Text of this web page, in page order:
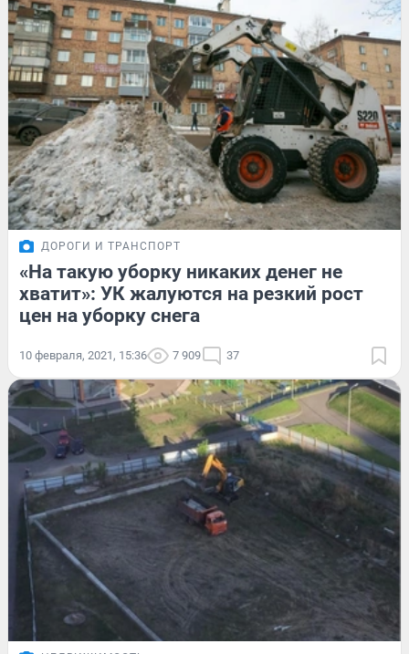
ДОРОГИ И ТРАНСПОРТ
«На такую уборку никаких денег не
хватит»: УК жалуются на резкий рост
цен на уборку снега
10 февраля, 2021, 15:36 7 909 37